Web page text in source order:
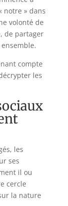
notre » dans
volonté de
de partager
compte
les
les
ses
il ou
cercle
la nature